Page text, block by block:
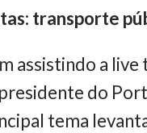
transporte
assistindo a
do
tema